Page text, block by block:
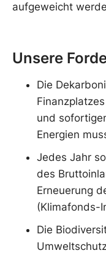
aufgeweicht
Unsere
Die
und
Energien
Jedes Jahr
des
Erneuerung
(Klimafonds-
Die